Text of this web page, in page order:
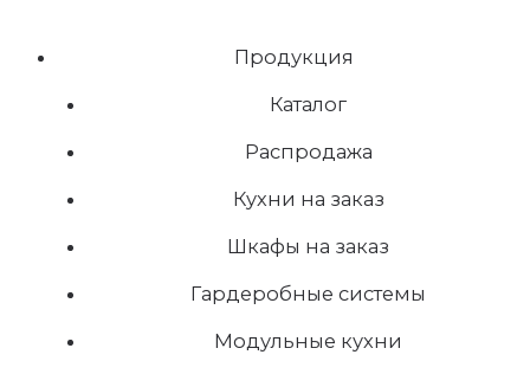
Продукция
Каталог
Распродажа
Кухни на заказ
Шкафы на заказ
Гардеробные системы
Модульные кухни